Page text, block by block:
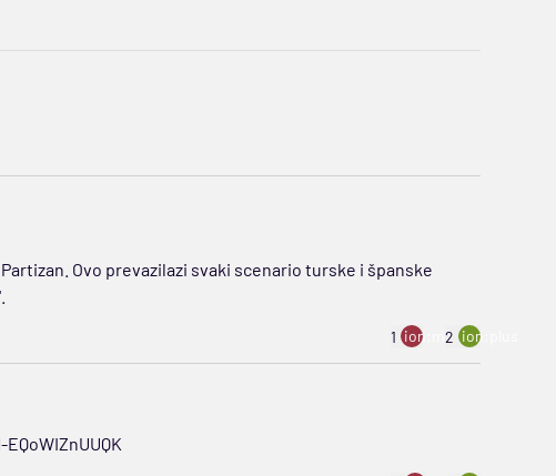
Ovo prevazilazi svaki scenario turske i španske
1 ion:minus
2 ion:plus